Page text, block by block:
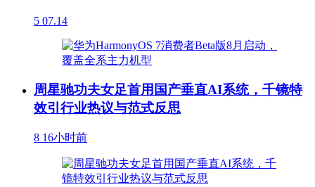
5 07.14
周星驰功夫女足首用国产垂直AI系统，千镜特
效引行业热议与范式反思
8 16小时前